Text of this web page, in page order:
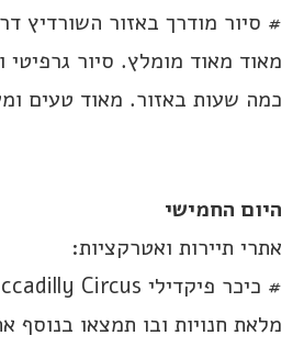
# סיור מודרך באזור השורדיץ
מאוד מאוד מומלץ. סיור גרפיטי
כמה שעות באזור. מאוד טעים
היום החמישי
אתרי תיירות ואטרקציות:
מלאת חנויות ובו תמצאו